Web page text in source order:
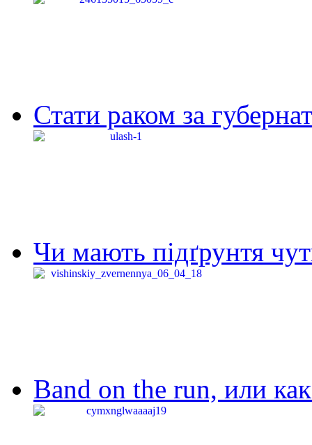
Стати раком за
Чи мають підґрунтя
Band on the run, или